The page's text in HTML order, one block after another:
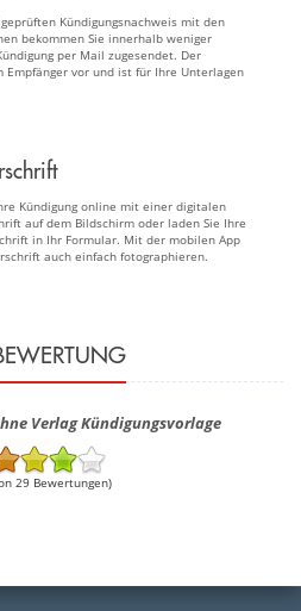
Kündigungsnachweis mit den
bekommen Sie innerhalb weniger
per Mail zugesendet. Der
Empfänger vor und ist für Ihre Unterlagen
Kündigung online mit einer digitalen
auf dem Bildschirm oder laden Sie Ihre
in Ihr Formular. Mit der mobilen App
auch einfach fotographieren.
Verlag Kündigungsvorlage
29 Bewertungen)